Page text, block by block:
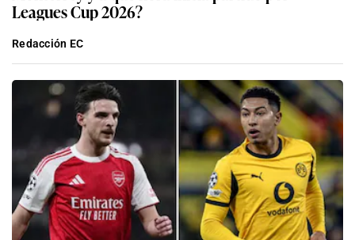
Leagues Cup 2026?
Redacción EC